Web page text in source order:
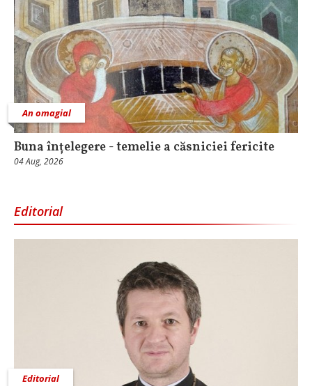
An omagial
Buna înțelegere - temelie a căsniciei fericite
04 Aug, 2026
Editorial
Editorial